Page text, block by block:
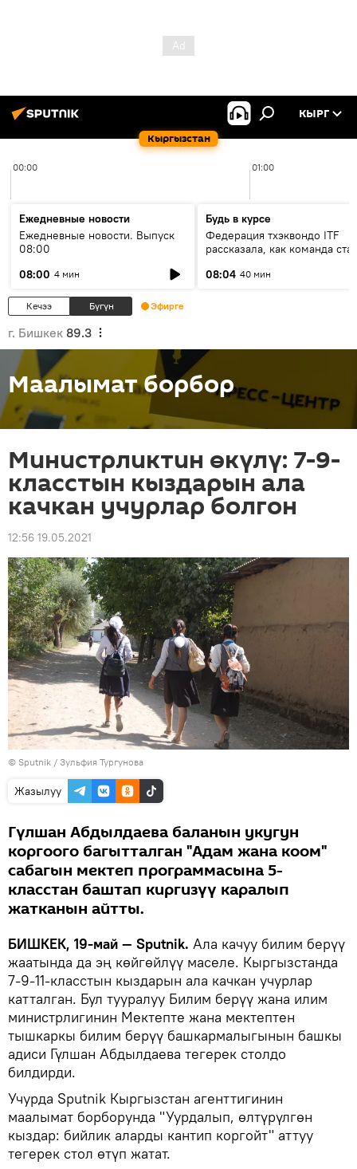
Кыргызстан
КЫРГ
00:00 01:00
Ежедневные новости
Ежедневные новости. Выпуск
08:00
08:00 4 мин
Будь в курсе
Федерация тхэквондо ITF
рассказала, как команда
08:04 40 мин
Кечээ Бүгүн Эфирге
г. Бишкек 89.3
Маалымат борбор
Министрликтин өкүлү: 7-9-
класстын кыздарын ала
качкан учурлар болгон
12:56 19.05.2021
© Sputnik / Зульфия Тургунова
Жазылуу
Гүлшан Абдылдаева баланын укугун
коргоого багытталган "Адам жана коом"
сабагын мектеп программасына 5-
класстан баштап киргизүү каралып
жатканын айтты.
БИШКЕК, 19-май — Sputnik. Ала качуу билим берүү
жаатында да эң көйгөйлүү маселе. Кыргызстанда
7-9-11-класстын кыздарын ала качкан учурлар
катталган. Бул тууралуу Билим берүү жана илим
министрлигинин Мектепте жана мектептен
тышкаркы билим берүү башкармалыгынын башкы
адиси Гүлшан Абдылдаева тегерек столдо
билдирди.
Учурда Sputnik Кыргызстан агенттигинин
маалымат борборунда "Уурдалып, өлтүрүлгөн
кыздар: бийлик аларды кантип коргойт" аттуу
тегерек стол өтүп жатат.